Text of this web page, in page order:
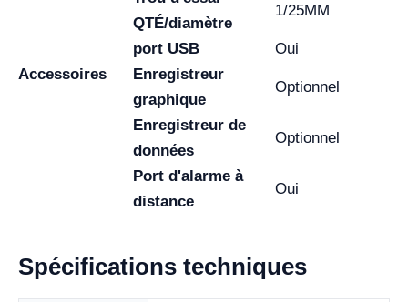
Accessoires
QTÉ/diamètre
1/25MM
port USB
Oui
Enregistreur
graphique
Optionnel
Enregistreur de
données
Optionnel
Port d'alarme à
distance
Oui
Spécifications techniques